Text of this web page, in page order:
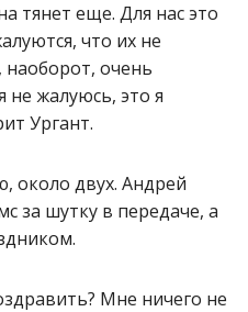
тянет еще. Для нас это
что их не
очень
не жалуюсь, это я
Ургант.
около двух. Андрей
за шутку в передаче, а
Мне ничего не